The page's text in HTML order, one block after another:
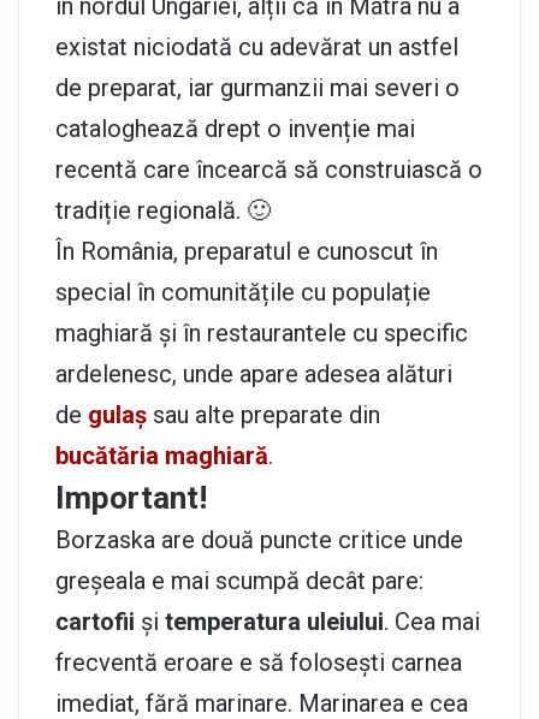
existat niciodată cu adevărat un astfel
de preparat, iar gurmanzii mai severi o
cataloghează drept o invenție mai
recentă care încearcă să construiască o
tradiție regională. 🙂
În România, preparatul e cunoscut în
special în comunitățile cu populație
maghiară și în restaurantele cu specific
ardelenesc, unde apare adesea alături
de gulaș sau alte preparate din
bucătăria maghiară.
Important!
Borzaska are două puncte critice unde
greșeala e mai scumpă decât pare:
cartofii și temperatura uleiului. Cea mai
frecventă eroare e să folosești carnea
imediat, fără marinare. Marinarea e cea